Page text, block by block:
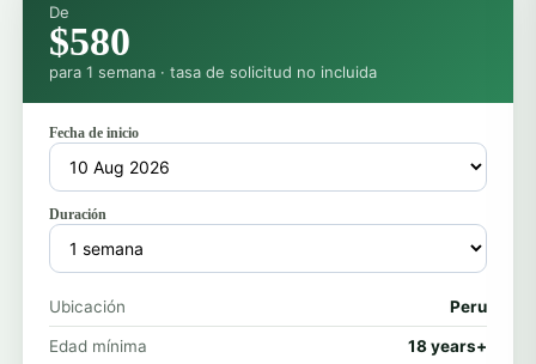
De
$580
para 1 semana · tasa de solicitud no incluida
Fecha de inicio
Duración
Ubicación Peru
Edad mínima 18 years+